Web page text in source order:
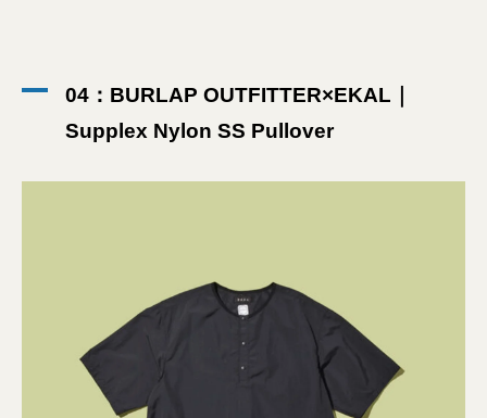
04：BURLAP OUTFITTER×EKAL｜
Supplex Nylon SS Pullover